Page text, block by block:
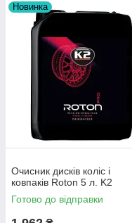
Новинка
Очисник дисків коліс і
ковпаків Roton 5 л. K2
Готово до відправки